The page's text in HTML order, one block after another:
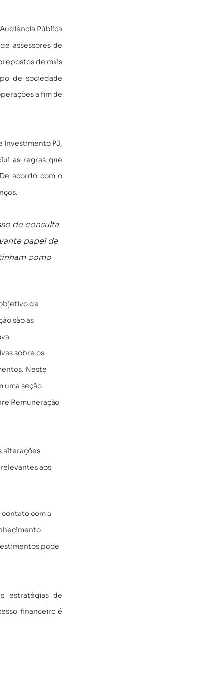
Pública
assessores de
de mais
de sociedade
a fim de
Investimento PJ,
as regras que
acordo com o
de consulta
papel de
como
de
são as
sobre os
Neste
uma seção
Remuneração
alterações
aos
contato com a
pode
estratégias de
financeiro é